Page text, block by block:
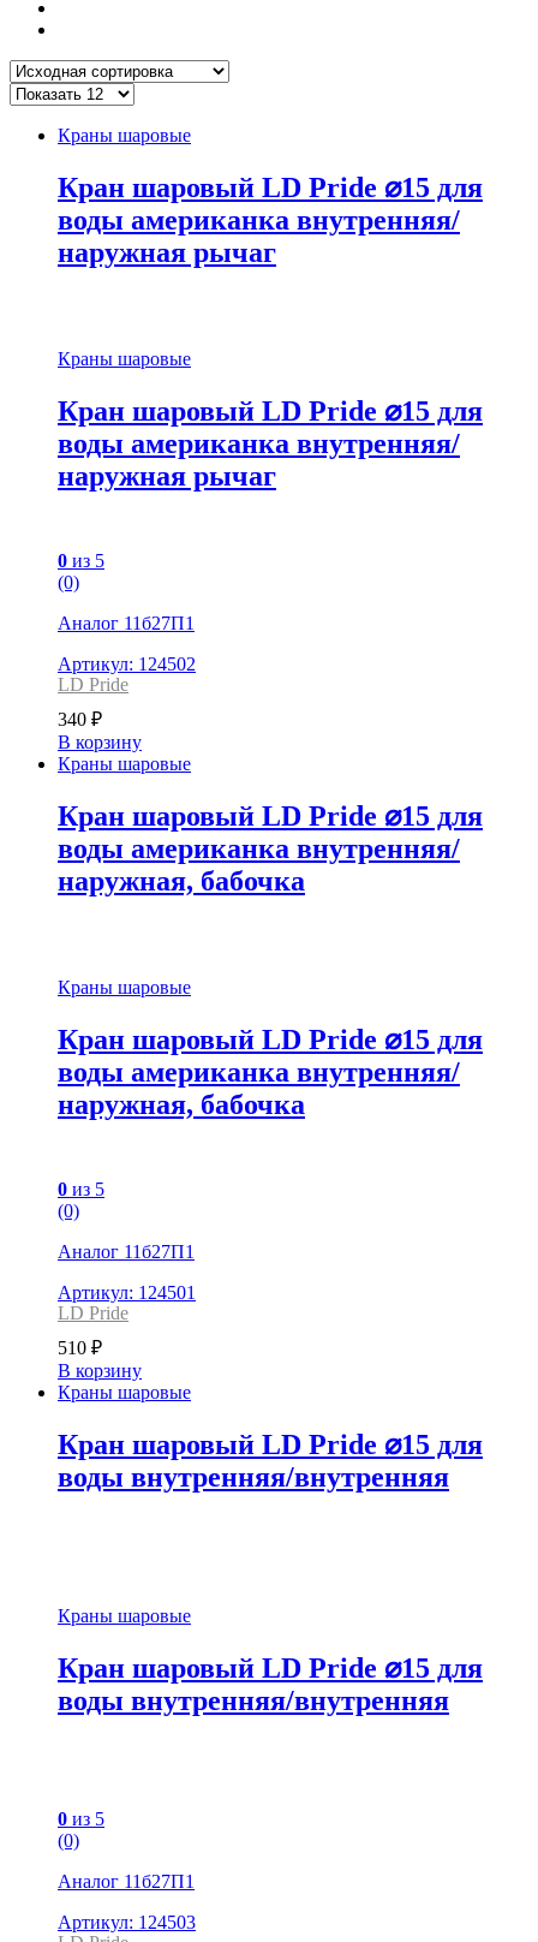
Краны шаровые
Кран шаровый LD Pride ⌀15 для
воды американка внутренняя/
наружная рычаг
Краны шаровые
Кран шаровый LD Pride ⌀15 для
воды американка внутренняя/
наружная рычаг
0 из 5
(0)
Аналог 11б27П1
Артикул: 124502
LD Pride
340 ₽
В корзину
Краны шаровые
Кран шаровый LD Pride ⌀15 для
воды американка внутренняя/
наружная, бабочка
Краны шаровые
Кран шаровый LD Pride ⌀15 для
воды американка внутренняя/
наружная, бабочка
0 из 5
(0)
Аналог 11б27П1
Артикул: 124501
LD Pride
510 ₽
В корзину
Краны шаровые
Кран шаровый LD Pride ⌀15 для
воды внутренняя/внутренняя
Краны шаровые
Кран шаровый LD Pride ⌀15 для
воды внутренняя/внутренняя
0 из 5
(0)
Аналог 11б27П1
Артикул: 124503